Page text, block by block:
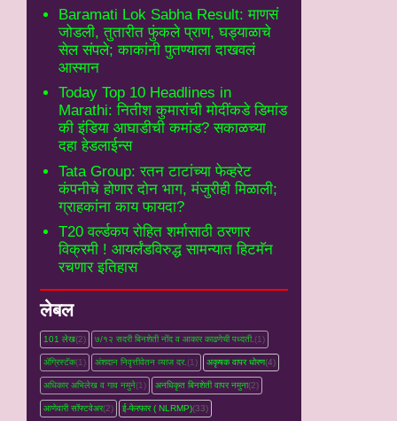
Baramati Lok Sabha Result: माणसं
जोडली, तुतारीत फुंकले प्राण, घड्याळाचे
सेल संपले; काकांनी पुतण्याला दाखवलं
आस्मान
Today Top 10 Headlines in
Marathi: नितीश कुमारांची मोदींकडे डिमांड
की इंडिया आघाडीची कमांड? सकाळच्या
दहा हेडलाईन्स
Tata Group: रतन टाटांच्या फेव्हरेट
कंपनीचे होणार दोन भाग, मंजुरीही मिळाली;
ग्राहकांना काय फायदा?
T20 वर्ल्डकप रोहित शर्मासाठी ठरणार
विक्रमी ! आयर्लंडविरुद्ध सामन्यात हिटमॅन
रचणार इतिहास
लेबल
101 लेख(2) ७/१२ सदरी बिनशेती नोंद व आकार काढणेची पध्दती. (1)
ॲग्रिस्टॅक(1) अंशदान निवृत्तीवेतन व्‍याज दर. (1) अकृषक वापर धोरण(4)
अधिकार अभिलेख व गाव नमुने(1) अनधिकृत बिनशेती वापर नमुना(2)
आणेवारी सॉफ्टवेअर(2) ई-फेरफार ( NLRMP)(33)